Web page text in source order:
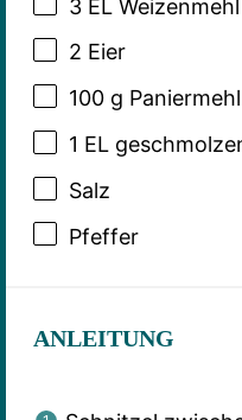
3EL Weizenmehl
2 Eier
100 g Paniermehl
1 EL
Salz
Pfeffer
ANLEITUNG